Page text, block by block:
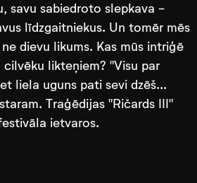
savu sabiedroto slepkava -
līdzgaitniekus. Un tomēr mēs
dievu likums. Kas mūs intriģē
likteņiem? "Visu par
liela uguns pati sevi dzēš...
Traģēdijas "Ričards III"
ietvaros.